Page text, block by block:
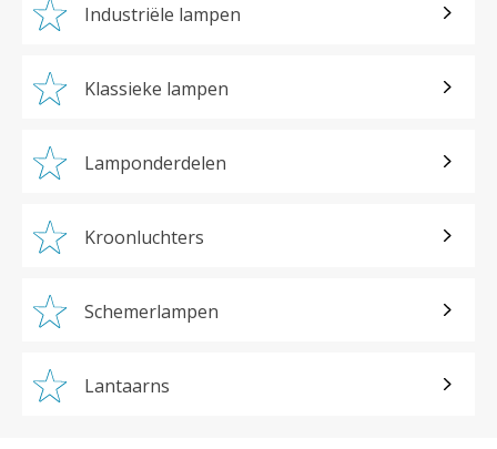
Industriële lampen
Klassieke lampen
Lamponderdelen
Kroonluchters
Schemerlampen
Lantaarns